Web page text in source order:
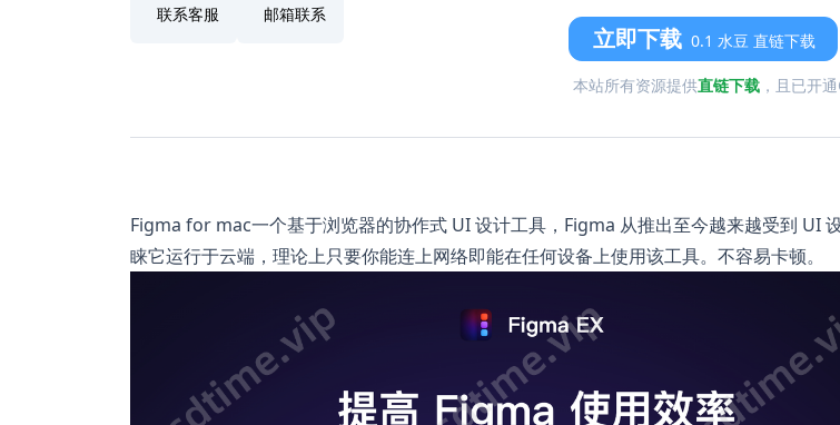
联系客服 邮箱联系
立即下载 0.1 水豆 直链下载
本站所有资源提供直链下载 ，且已开
Figma for mac一个基于浏览器的协作式 UI 设计工具，Figma 从推出至今越来越受到 UI
睐它运行于云端，理论上只要你能连上网络即能在任何设备上使用该工具。不容易卡顿。